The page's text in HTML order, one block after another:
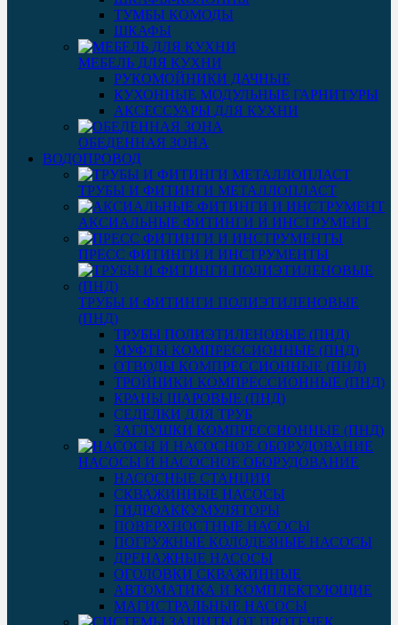
ТУМБЫ КОМОДЫ
ШКАФЫ
МЕБЕЛЬ ДЛЯ КУХНИ
РУКОМОЙНИКИ ДАЧНЫЕ
КУХОННЫЕ МОДУЛЬНЫЕ ГАРНИТУРЫ
АКСЕССУАРЫ ДЛЯ КУХНИ
ОБЕДЕННАЯ ЗОНА
ВОДОПРОВОД
ТРУБЫ И ФИТИНГИ МЕТАЛЛОПЛАСТ
АКСИАЛЬНЫЕ ФИТИНГИ И ИНСТРУМЕНТ
ПРЕСС ФИТИНГИ И ИНСТРУМЕНТЫ
ТРУБЫ И ФИТИНГИ ПОЛИЭТИЛЕНОВЫЕ
(ПНД)
ТРУБЫ ПОЛИЭТИЛЕНОВЫЕ (ПНД)
МУФТЫ КОМПРЕССИОННЫЕ (ПНД)
ОТВОДЫ КОМПРЕССИОННЫЕ (ПНД)
ТРОЙНИКИ КОМПРЕССИОННЫЕ (ПНД)
КРАНЫ ШАРОВЫЕ (ПНД)
СЕДЕЛКИ ДЛЯ ТРУБ
ЗАГЛУШКИ КОМПРЕССИОННЫЕ (ПНД)
НАСОСЫ И НАСОСНОЕ ОБОРУДОВАНИЕ
НАСОСНЫЕ СТАНЦИИ
СКВАЖИННЫЕ НАСОСЫ
ГИДРОАККУМУЛЯТОРЫ
ПОВЕРХНОСТНЫЕ НАСОСЫ
ПОГРУЖНЫЕ КОЛОДЕЗНЫЕ НАСОСЫ
ДРЕНАЖНЫЕ НАСОСЫ
ОГОЛОВКИ СКВАЖИННЫЕ
АВТОМАТИКА И КОМПЛЕКТУЮЩИЕ
МАГИСТРАЛЬНЫЕ НАСОСЫ